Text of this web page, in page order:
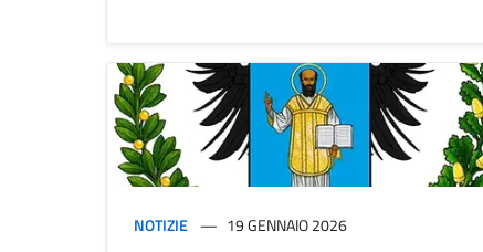
NOTIZIE 19 GENNAIO 2026